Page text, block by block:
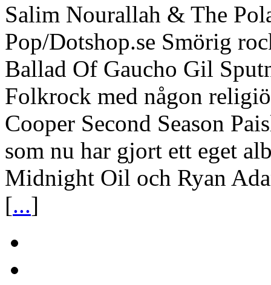
Salim Nourallah & The
Pop/Dotshop.se Smörig
Ballad Of Gaucho Gil
Folkrock med någon
Cooper Second Season
som nu har gjort ett eget
Midnight Oil och Ryan
[...]